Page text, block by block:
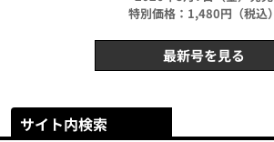
特別価格：1,480円（税込）
最新号を見る
サイト内検索